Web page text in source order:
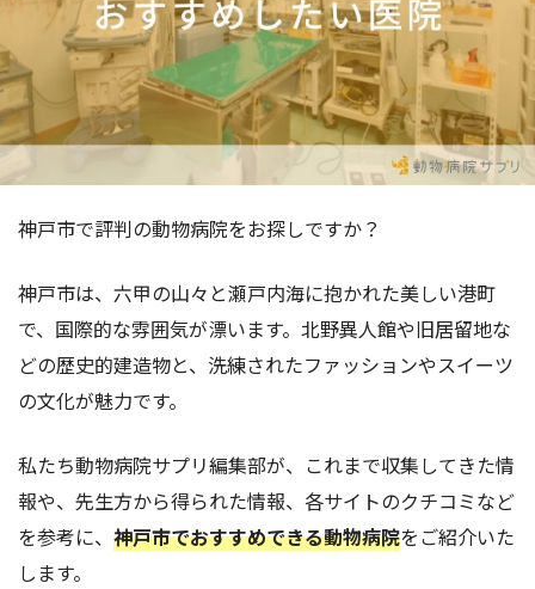
神戸市で評判の動物病院をお探しですか？
神戸市は、六甲の山々と瀬戸内海に抱かれた美しい港町
で、国際的な雰囲気が漂います。北野異人館や旧居留地な
どの歴史的建造物と、洗練されたファッションやスイーツ
の文化が魅力です。
私たち動物病院サプリ編集部が、これまで収集してきた情
報や、先生方から得られた情報、各サイトのクチコミなど
を参考に、 神戸市でおすすめできる動物病院をご紹介いた
します。